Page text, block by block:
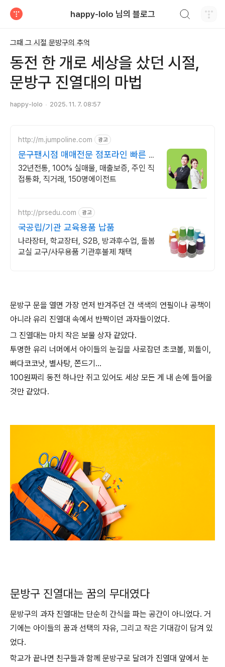
happy-lolo 님의 블로그
그때 그 시절 문방구의 추억
동전 한 개로 세상을 샀던 시절,
문방구 진열대의 마법
happy-lolo 2025. 11. 7. 08:57
http://m.jumpoline.com 광고
문구팬시점 매매전문 점포라인 빠른 직
거래 & 안전중개거래
32년전통, 100% 실매물, 매출보증, 주인 직
접통화, 직거래, 150명에이전트
http://prsedu.com 광고
국공립/기관 교육용품 납품
나라장터, 학교장터, S2B, 방과후수업, 돌봄
교실 교구/사무용품 기관후불제 채택
문방구 문을 열면 가장 먼저 반겨주던 건 색색의 연필이나 공책이
아니라 유리 진열대 속에서 반짝이던 과자들이었다.
그 진열대는 마치 작은 보물 상자 같았다.
투명한 유리 너머에서 아이들의 눈길을 사로잡던 초코볼, 꾀돌이,
빠다코코낫, 별사탕, 쫀드기…
100원짜리 동전 하나만 쥐고 있어도 세상 모든 게 내 손에 들어올
것만 같았다.
문방구 진열대는 꿈의 무대였다
문방구의 과자 진열대는 단순히 간식을 파는 공간이 아니었다. 거
기에는 아이들의 꿈과 선택의 자유, 그리고 작은 기대감이 담겨 있
었다.
학교가 끝나면 친구들과 함께 문방구로 달려가 진열대 앞에서 눈